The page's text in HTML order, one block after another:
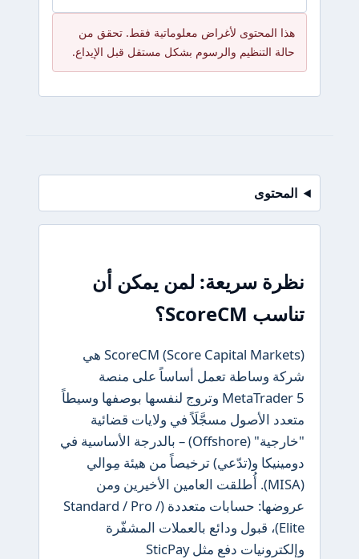
هذا المحتوى لأغراض معلوماتية فقط. تحقق من
حالة التنظيم والرسوم بشكل مستقل قبل الإيداع.
المحتوى
نظرة سريعة: لمن يمكن أن
تناسب ScoreCM؟
ScoreCM (Score Capital Markets) هي
شركة وساطة تعمل أساساً على منصة
MetaTrader 5 وتروج لنفسها بوصفها وسيطاً
متعدد الأصول مسجَّلَاً في ولايات قضائية
"خارجية" (Offshore) – بالدرجة الأساسية في
دومينيكا و(تدّعي) ترخيصاً من هيئة مِوالي
(MISA). أُطلقت العامين الأخيرين ومن
عروضها: حسابات متعددة (Standard / Pro /
Elite)، قبول ودائع بالعملات المشفّرة
وإلكترونيات دفع مثل SticPay